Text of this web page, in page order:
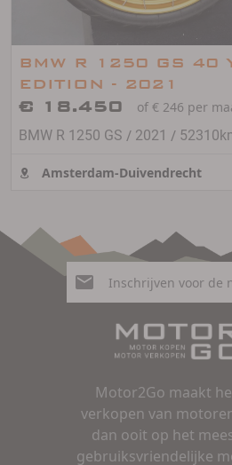
BMW R 1250 GS 40
EDITION - 2021
€ 18.450
of € 246 per
BMW R 1250 GS / 2021 /
Amsterdam-Duivendrecht
Motor2Go maakt
verkopen van
dan ooit op het
gebruiksvriendelijke